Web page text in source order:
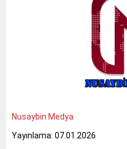
Nusaybin Medya
Yayınlama: 07.01.2026